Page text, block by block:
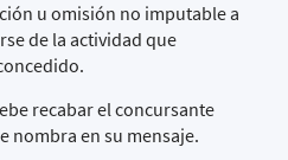
u omisión no imputable a
de la actividad que
recabar el concursante
nombra en su mensaje.